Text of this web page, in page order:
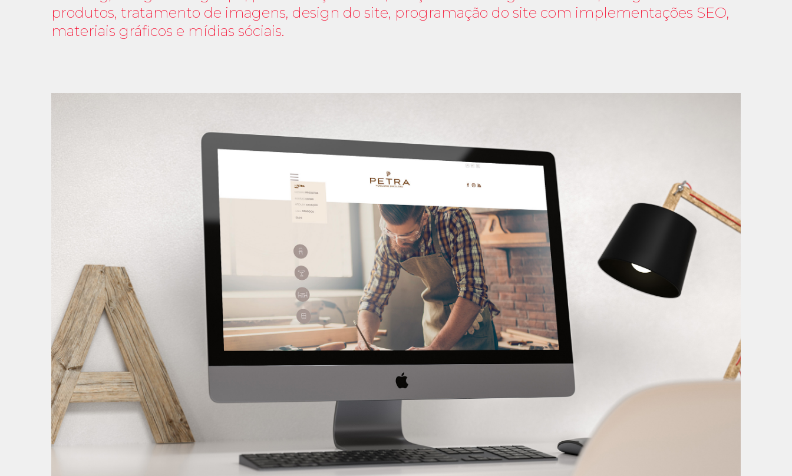
produtos, tratamento de imagens, design do site, programação do site com implementações SEO,
materiais gráficos e mídias sóciais.